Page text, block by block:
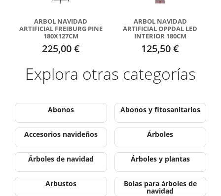
ARBOL NAVIDAD
ARTIFICIAL FREIBURG PINE
180X127CM
225,00 €
ARBOL NAVIDAD
ARTIFICIAL OPPDAL LED
INTERIOR 180CM
125,50 €
Explora otras categorías
Abonos Abonos y fitosanitarios
Accesorios navideños Árboles
Árboles de navidad Árboles y plantas
Arbustos Bolas para árboles de
navidad